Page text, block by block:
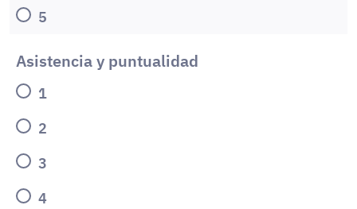
5
Asistencia y puntualidad
1
2
3
4